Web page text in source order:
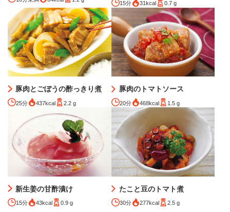
15分 31kcal 0.7 g
豚肉とごぼうの酢っきり煮
25分 437kcal 2.2 g
豚肉のトマトソース
20分 468kcal 1.5 g
新生姜の甘酢漬け
15分 43kcal 0.9 g
たこと豆のトマト煮
30分 277kcal 2.5 g